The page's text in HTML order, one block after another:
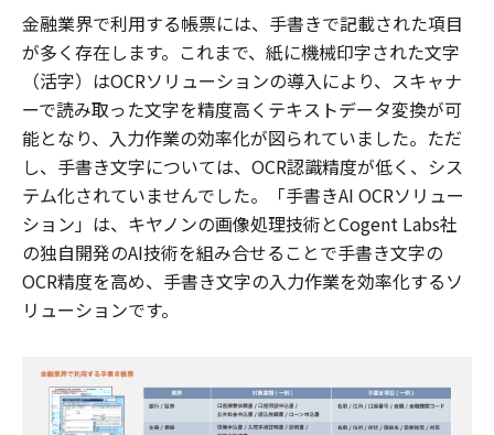
金融業界で利用する帳票には、手書きで記載された項目
が多く存在します。これまで、紙に機械印字された文字
（活字）はOCRソリューションの導入により、スキャナ
ーで読み取った文字を精度高くテキストデータ変換が可
能となり、入力作業の効率化が図られていました。ただ
し、手書き文字については、OCR認識精度が低く、シス
テム化されていませんでした。「手書きAI OCRソリュー
ション」は、キヤノンの画像処理技術とCogent Labs社
の独自開発のAI技術を組み合せることで手書き文字の
OCR精度を高め、手書き文字の入力作業を効率化するソ
リューションです。